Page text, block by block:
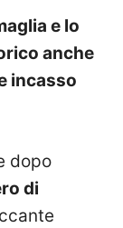
e lo
anche
incasso
dopo
di